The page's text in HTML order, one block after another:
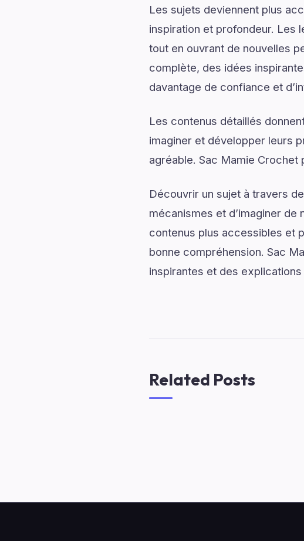
Les sujets deviennent plus
inspiration et profondeur. Les
tout en ouvrant de nouvelles
complète, des idées
davantage de confiance et
Les contenus détaillés
imaginer et développer leurs
agréable. Sac Mamie
Découvrir un sujet à travers
mécanismes et d’imaginer
contenus plus accessibles et
bonne compréhension. Sac
inspirantes et des
Related Posts